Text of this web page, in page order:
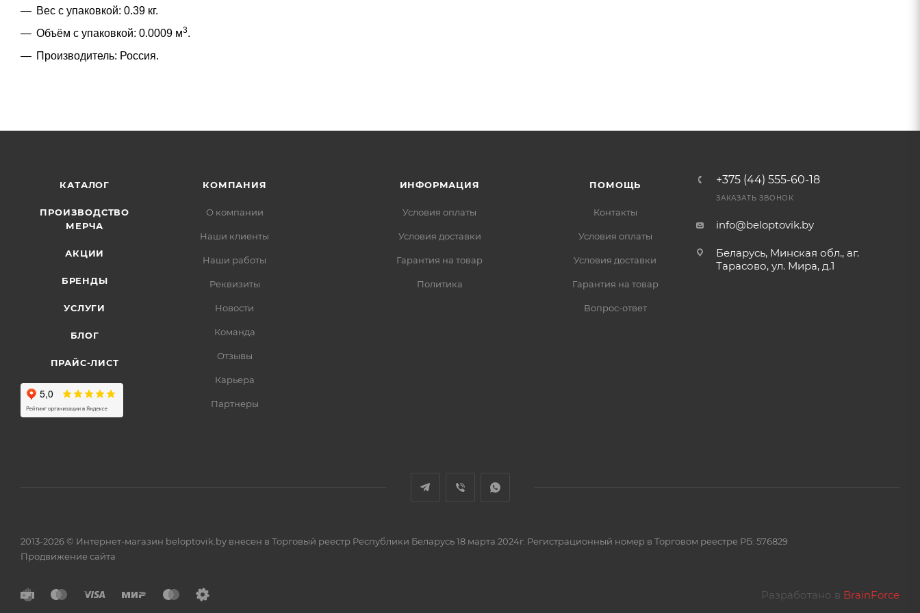
Вес с упаковкой: 0.39 кг.
Объём с упаковкой: 0.0009 м3.
Производитель: Россия.
КАТАЛОГ
ПРОИЗВОДСТВО
МЕРЧА
АКЦИИ
БРЕНДЫ
УСЛУГИ
БЛОГ
ПРАЙС-ЛИСТ
КОМПАНИЯ
О компании
Наши клиенты
Наши работы
Реквизиты
Новости
Команда
Отзывы
Карьера
Партнеры
ИНФОРМАЦИЯ
Условия оплаты
Условия доставки
Гарантия на товар
Политика
ПОМОЩЬ
Контакты
Условия оплаты
Условия доставки
Гарантия на товар
Вопрос-ответ
+375 (44) 555-60-18
ЗАКАЗАТЬ ЗВОНОК
info@beloptovik.by
Беларусь, Минская обл., аг.
Тарасово, ул. Мира, д.1
2013-2026 © Интернет-магазин beloptovik.by внесен в Торговый реестр Республики Беларусь 18 марта 2024г. Регистрационный номер в Торговом реестре РБ: 576829
Продвижение сайта
Разработано в BrainForce